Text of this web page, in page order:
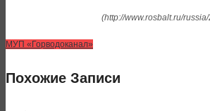
(http://www.rosbalt.ru/
МУП «Горводоканал»
Похожие Записи